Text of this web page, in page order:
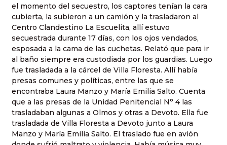
el momento del secuestro, los captores tenían la cara
cubierta, la subieron a un camión y la trasladaron al
Centro Clandestino La Escuelita, allí estuvo
secuestrada durante 17 días, con los ojos vendados,
esposada a la cama de las cuchetas. Relató que para ir
al baño siempre era custodiada por los guardias. Luego
fue trasladada a la cárcel de Villa Floresta. Allí había
presas comunes y políticas, entre las que se
encontraba Laura Manzo y María Emilia Salto. Cuenta
que a las presas de la Unidad Penitencial N° 4 las
trasladaban algunas a Olmos y otras a Devoto. Ella fue
trasladada de Villa Floresta a Devoto junto a Laura
Manzo y María Emilia Salto. El traslado fue en avión